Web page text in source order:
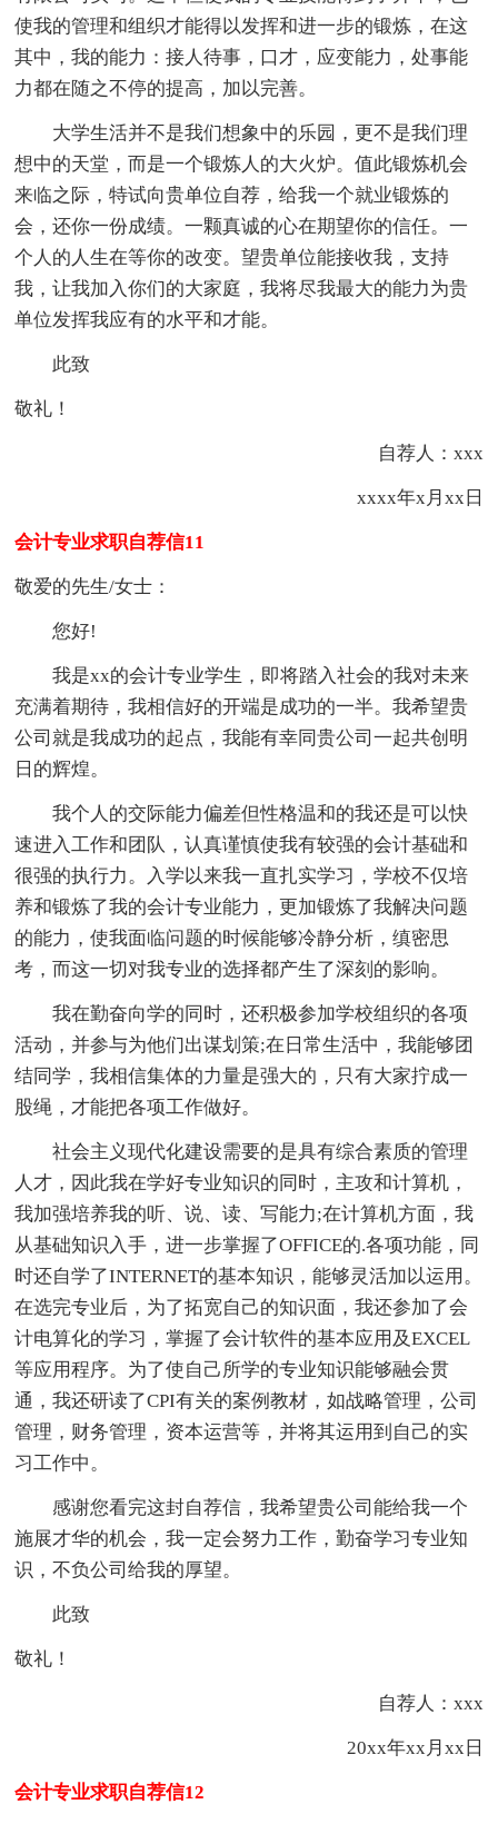
使我的管理和组织才能得以发挥和进一步的锻炼，在这
其中，我的能力：接人待事，口才，应变能力，处事能
力都在随之不停的提高，加以完善。
大学生活并不是我们想象中的乐园，更不是我们理
想中的天堂，而是一个锻炼人的大火炉。值此锻炼机会
来临之际，特试向贵单位自荐，给我一个就业锻炼的
会，还你一份成绩。一颗真诚的心在期望你的信任。一
个人的人生在等你的改变。望贵单位能接收我，支持
我，让我加入你们的大家庭，我将尽我最大的能力为贵
单位发挥我应有的水平和才能。
此致
敬礼！
自荐人：xxx
xxxx年x月xx日
会计专业求职自荐信11
敬爱的先生/女士：
您好!
我是xx的会计专业学生，即将踏入社会的我对未来
充满着期待，我相信好的开端是成功的一半。我希望贵
公司就是我成功的起点，我能有幸同贵公司一起共创明
日的辉煌。
我个人的交际能力偏差但性格温和的我还是可以快
速进入工作和团队，认真谨慎使我有较强的会计基础和
很强的执行力。入学以来我一直扎实学习，学校不仅培
养和锻炼了我的会计专业能力，更加锻炼了我解决问题
的能力，使我面临问题的时候能够冷静分析，缜密思
考，而这一切对我专业的选择都产生了深刻的影响。
我在勤奋向学的同时，还积极参加学校组织的各项
活动，并参与为他们出谋划策;在日常生活中，我能够团
结同学，我相信集体的力量是强大的，只有大家拧成一
股绳，才能把各项工作做好。
社会主义现代化建设需要的是具有综合素质的管理
人才，因此我在学好专业知识的同时，主攻和计算机，
我加强培养我的听、说、读、写能力;在计算机方面，我
从基础知识入手，进一步掌握了OFFICE的.各项功能，同
时还自学了INTERNET的基本知识，能够灵活加以运用。
在选完专业后，为了拓宽自己的知识面，我还参加了会
计电算化的学习，掌握了会计软件的基本应用及EXCEL
等应用程序。为了使自己所学的专业知识能够融会贯
通，我还研读了CPI有关的案例教材，如战略管理，公司
管理，财务管理，资本运营等，并将其运用到自己的实
习工作中。
感谢您看完这封自荐信，我希望贵公司能给我一个
施展才华的机会，我一定会努力工作，勤奋学习专业知
识，不负公司给我的厚望。
此致
敬礼！
自荐人：xxx
20xx年xx月xx日
会计专业求职自荐信12